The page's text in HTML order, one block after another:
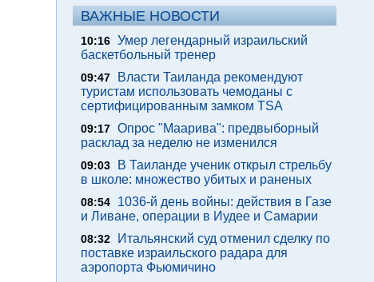
ВАЖНЫЕ НОВОСТИ
10:16 Умер легендарный израильский
баскетбольный тренер
09:47
Власти Таиланда рекомендуют
туристам использовать чемоданы с
сертифицированным замком TSA
09:17 Опрос "Mаарива": предвыборный
расклад за неделю не изменился
09:03
В Таиланде ученик открыл стрельбу
в школе: множество убитых и раненых
08:54
1036-й день войны: действия в Газе
и Ливане, операции в Иудее и Самарии
08:32
Итальянский суд отменил сделку по
поставке израильского радара для
аэропорта Фьюмичино